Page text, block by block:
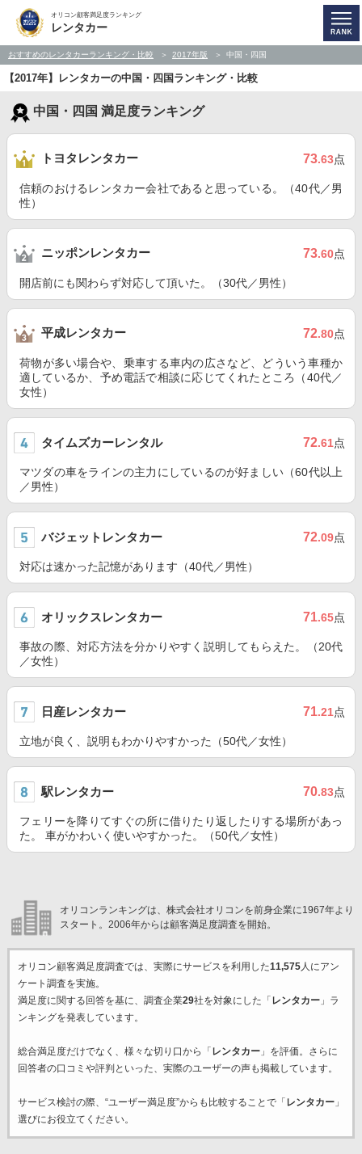
オリコン顧客満足度ランキング
レンタカー
おすすめのレンタカーランキング・比較 2017年版 中国・四国
【2017年】レンタカーの中国・四国ランキング・比較
中国・四国 満足度ランキング
トヨタレンタカー 73.63点
信頼のおけるレンタカー会社であると思っている。（40代／男
性）
ニッポンレンタカー 73.60点
開店前にも関わらず対応して頂いた。（30代／男性）
平成レンタカー 72.80点
荷物が多い場合や、乗車する車内の広さなど、どういう車種か
適しているか、予め電話で相談に応じてくれたところ（40代／
女性）
タイムズカーレンタル 72.61点
マツダの車をラインの主力にしているのが好ましい（60代以上
／男性）
バジェットレンタカー 72.09点
対応は速かった記憶があります（40代／男性）
オリックスレンタカー 71.65点
事故の際、対応方法を分かりやすく説明してもらえた。（20代
／女性）
日産レンタカー 71.21点
立地が良く、説明もわかりやすかった（50代／女性）
駅レンタカー 70.83点
フェリーを降りてすぐの所に借りたり返したりする場所があっ
た。 車がかわいく使いやすかった。（50代／女性）
オリコンランキングは、株式会社オリコンを前身企業に1967年より
スタート。2006年からは顧客満足度調査を開始。
オリコン顧客満足度調査では、実際にサービスを利用した11,575人にアン
ケート調査を実施。
満足度に関する回答を基に、調査企業29社を対象にした「 レンタカー」ラ
ンキングを発表しています。
総合満足度だけでなく、様々な切り口から「 レンタカー」を評価。さらに
回答者の口コミや評判といった、実際のユーザーの声も掲載しています。
サービス検討の際、“ユーザー満足度”からも比較することで「 レンタカー」
選びにお役立てください。